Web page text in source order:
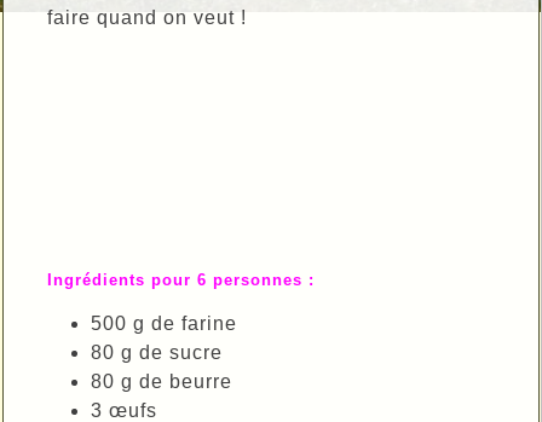
faire quand on veut !
Ingrédients pour 6 personnes :
500 g de farine
80 g de sucre
80 g de beurre
3 œufs